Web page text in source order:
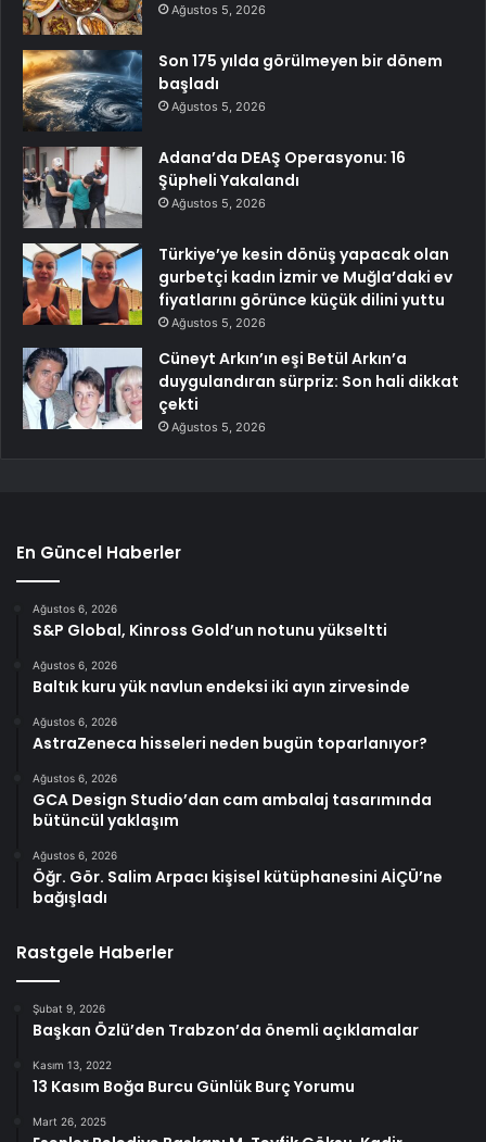
Ağustos 5, 2026
Son 175 yılda görülmeyen bir dönem
başladı
Ağustos 5, 2026
Adana’da DEAŞ Operasyonu: 16
Şüpheli Yakalandı
Ağustos 5, 2026
Türkiye’ye kesin dönüş yapacak olan
gurbetçi kadın İzmir ve Muğla’daki ev
fiyatlarını görünce küçük dilini yuttu
Ağustos 5, 2026
Cüneyt Arkın’ın eşi Betül Arkın’a
duygulandıran sürpriz: Son hali dikkat
çekti
Ağustos 5, 2026
En Güncel Haberler
Ağustos 6, 2026
S&P Global, Kinross Gold’un notunu yükseltti
Ağustos 6, 2026
Baltık kuru yük navlun endeksi iki ayın zirvesinde
Ağustos 6, 2026
AstraZeneca hisseleri neden bugün toparlanıyor?
Ağustos 6, 2026
GCA Design Studio’dan cam ambalaj tasarımında
bütüncül yaklaşım
Ağustos 6, 2026
Öğr. Gör. Salim Arpacı kişisel kütüphanesini AİÇÜ’ne
bağışladı
Rastgele Haberler
Şubat 9, 2026
Başkan Özlü’den Trabzon’da önemli açıklamalar
Kasım 13, 2022
13 Kasım Boğa Burcu Günlük Burç Yorumu
Mart 26, 2025